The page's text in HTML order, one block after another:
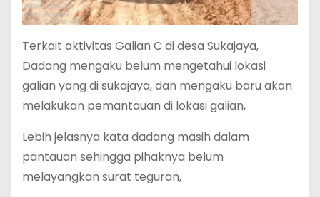
Terkait aktivitas Galian C di desa Sukajaya,
Dadang mengaku belum mengetahui lokasi
galian yang di sukajaya, dan mengaku baru akan
melakukan pemantauan di lokasi galian,
Lebih jelasnya kata dadang masih dalam
pantauan sehingga pihaknya belum
melayangkan surat teguran,